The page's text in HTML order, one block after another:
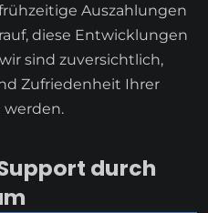
Auszahlungen
diese Entwicklungen
sind zuversichtlich,
Zufriedenheit Ihrer
durch